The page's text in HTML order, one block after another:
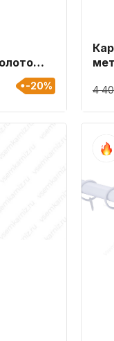
-20% 4